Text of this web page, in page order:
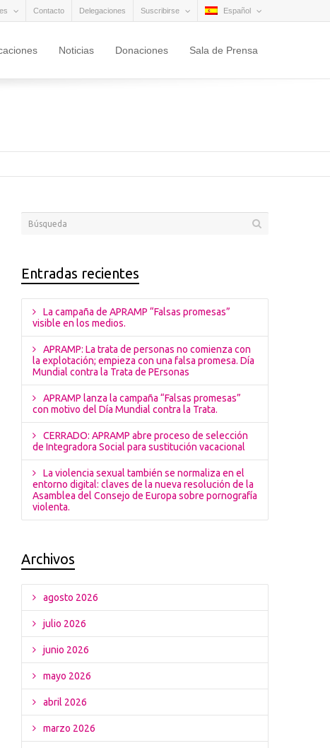
Suscribirse Español
Contacto Delegaciones
Noticias Donaciones Sala de Prensa
Entradas recientes
La campaña de APRAMP “Falsas promesas”
visible en los medios.
APRAMP: La trata de personas no comienza con
la explotación; empieza con una falsa promesa. Día
Mundial contra la Trata de PErsonas
APRAMP lanza la campaña “Falsas promesas”
con motivo del Día Mundial contra la Trata.
CERRADO: APRAMP abre proceso de selección
de Integradora Social para sustitución vacacional
La violencia sexual también se normaliza en el
entorno digital: claves de la nueva resolución de la
Asamblea del Consejo de Europa sobre pornografía
violenta.
Archivos
agosto 2026
julio 2026
junio 2026
mayo 2026
abril 2026
marzo 2026